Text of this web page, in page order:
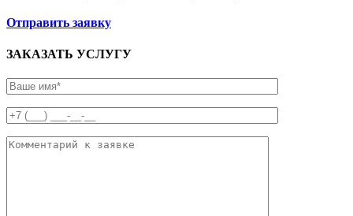
Отправить заявку
ЗАКАЗАТЬ УСЛУГУ